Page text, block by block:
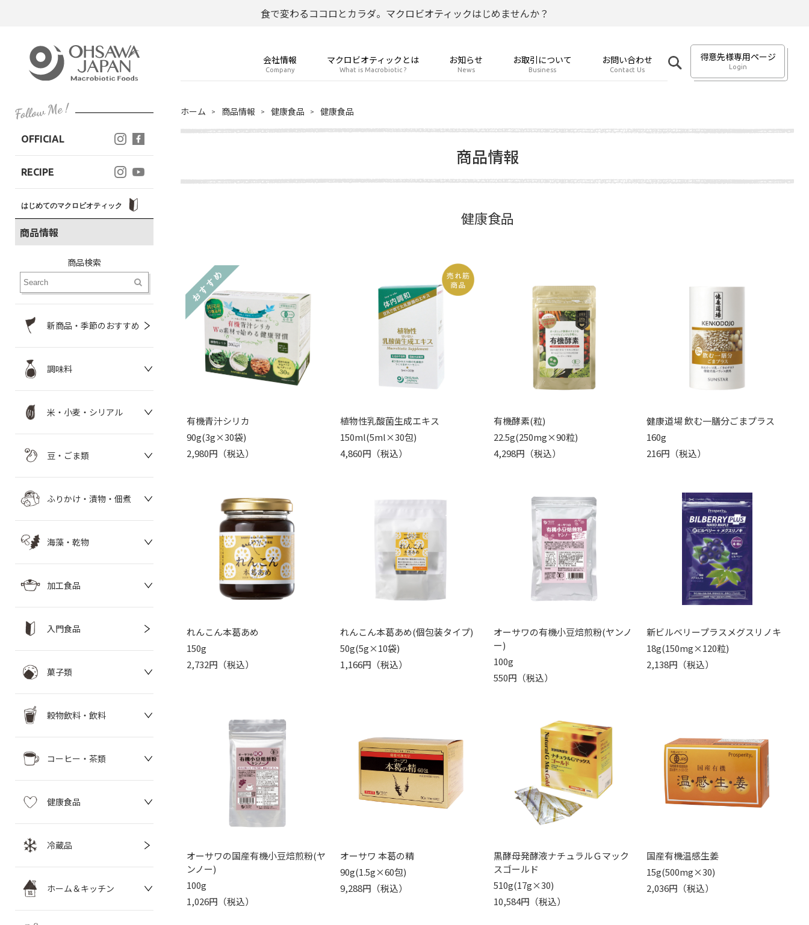
食で変わるココロとカラダ。マクロビオティックはじめませんか？
会社情報
Company
マクロビオティックとは
What is Macrobiotic ?
お知らせ
News
お取引について
Business
お問い合わせ
Contact Us
得意先様専用ページ
Login
OFFICIAL
RECIPE
はじめてのマクロビオティック
商品情報
商品検索
新商品・季節のおすすめ
調味料
米・小麦・シリアル
豆・ごま類
ふりかけ・漬物・佃煮
海藻・乾物
加工食品
入門食品
菓子類
穀物飲料・飲料
コーヒー・茶類
健康食品
冷蔵品
ホーム＆キッチン
ホーム 商品情報 健康食品 健康食品
商品情報
健康食品
有機青汁シリカ
90g(3g×30袋)
2,980円（税込）
植物性乳酸菌生成エキス
150ml(5ml×30包)
4,860円（税込）
有機酵素(粒)
22.5g(250mg×90粒)
4,298円（税込）
健康道場 飲む一膳分ごまプラス
160g
216円（税込）
れんこん本葛あめ
150g
2,732円（税込）
れんこん本葛あめ(個包装タイプ)
50g(5g×10袋)
1,166円（税込）
オーサワの有機小豆焙煎粉(ヤンノ
ー)
100g
550円（税込）
新ビルベリープラスメグスリノキ
18g(150mg×120粒)
2,138円（税込）
オーサワの国産有機小豆焙煎粉(ヤ
ンノー)
100g
1,026円（税込）
オーサワ 本葛の精
90g(1.5g×60包)
9,288円（税込）
黒酵母発酵液ナチュラルＧマック
スゴールド
510g(17g×30)
10,584円（税込）
国産有機温感生姜
15g(500mg×30)
2,036円（税込）